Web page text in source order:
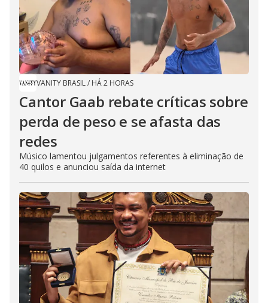
VANITY BRASIL/ HÁ 2 HORAS
Cantor Gaab rebate críticas sobre
perda de peso e se afasta das
redes
Músico lamentou julgamentos referentes à eliminação de
40 quilos e anunciou saída da internet